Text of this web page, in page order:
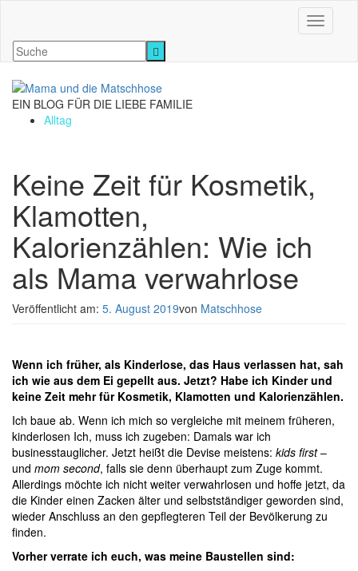
EIN BLOG FÜR DIE LIEBE FAMILIE
Alltag
Keine Zeit für Kosmetik,
Klamotten,
Kalorienzählen: Wie ich
als Mama verwahrlose
Veröffentlicht am: 5. August 2019von Matschhose
Wenn ich früher, als Kinderlose, das Haus verlassen hat, sah
ich wie aus dem Ei gepellt aus. Jetzt? Habe ich Kinder und
keine Zeit mehr für Kosmetik, Klamotten und Kalorienzählen.
Ich baue ab. Wenn ich mich so vergleiche mit meinem früheren,
kinderlosen Ich, muss ich zugeben: Damals war ich
businesstauglicher. Jetzt heißt die Devise meistens: kids first–
und mom second, falls sie denn überhaupt zum Zuge kommt.
Allerdings möchte ich nicht weiter verwahrlosen und hoffe jetzt, da
die Kinder einen Zacken älter und selbstständiger geworden sind,
wieder Anschluss an den gepflegteren Teil der Bevölkerung zu
finden.
Vorher verrate ich euch, was meine Baustellen sind: